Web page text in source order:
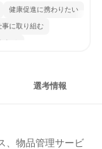
健康促進に携わりたい
事に取り組む
れる
選考情報
、物品管理サービ